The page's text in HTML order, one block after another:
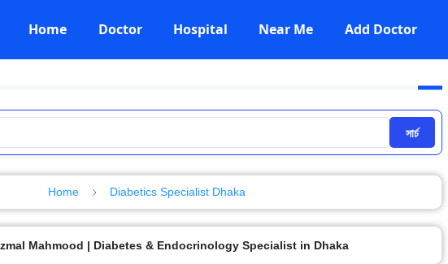
Home Doctor Hospital Near Me Add Doctor
সার্চ
Home Diabetics Specialist Dhaka
Mahmood | Diabetes & Endocrinology Specialist in Dhaka